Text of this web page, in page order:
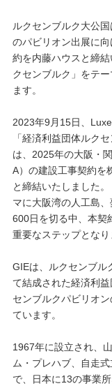
ルクセンブルク大公
のパビリオン出展に
約を内藤ハウスと締
クセンブルク」をテ
ます。
2023年9月15日、
「経済利益団体ルク
は、2025年の大阪・
A）の建設工事契約を
と締結いたしました
マに大阪湾の人工島
600日を切る中、本契
重要なステップとなり
GIEは、ルクセンブル
て結成された経済利
センブルクパビリオ
ています。
1967年に設立され、
ム・プレハブ、自走
で、日本に13の事業